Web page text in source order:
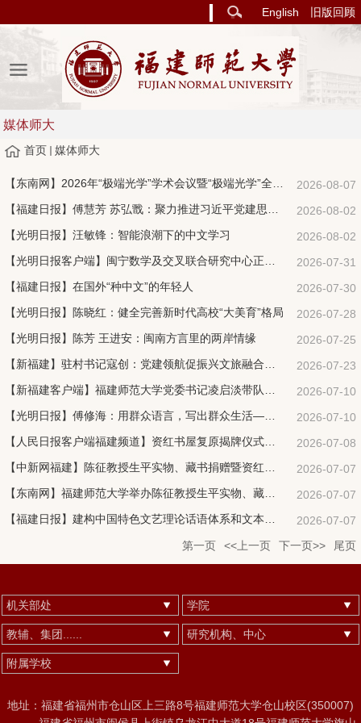
English 旧版回顾
媒体师大
首页 媒体师大
2026-08-07
2026-08-02
【光明日报】汪敏锋：智能浪潮下的中文学习
2026-08-02
2026-07-31
【福建日报】在国外“种中文”的年轻人
2026-07-30
【光明日报】陈晓红：健全完善新时代高校“大美育”格局
2026-07-28
【光明日报】陈芳 王进安：闽南方言里的两岸情缘
2026-07-25
2026-07-23
2026-07-10
2026-07-10
2026-07-08
2026-07-07
2026-07-07
2026-07-07
第一页
<<上一页 下一页>> 尾页
机关部处 学院
教辅、集团...... 研究机构、中心
附属学校
地址：福建省福州市仓山区上三路8号福建师范大学仓山校区(350007)